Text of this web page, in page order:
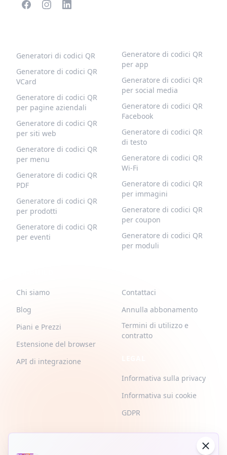
Generatori di codici QR
Generatore di codici QR
VCard
Generatore di codici QR
per pagine aziendali
Generatore di codici QR
per siti web
Generatore di codici QR
per menu
Generatore di codici QR
PDF
Generatore di codici QR
per prodotti
Generatore di codici QR
per eventi
Generatore di codici QR
per app
Generatore di codici QR
per social media
Generatore di codici QR
Facebook
Generatore di codici QR
di testo
Generatore di codici QR
Wi-Fi
Generatore di codici QR
per immagini
Generatore di codici QR
per coupon
Generatore di codici QR
per moduli
Chi siamo
Blog
Piani e Prezzi
Estensione del browser
API di integrazione
Contattaci
Annulla abbonamento
Termini di utilizzo e
contratto
Informativa sulla privacy
Informativa sui cookie
GDPR